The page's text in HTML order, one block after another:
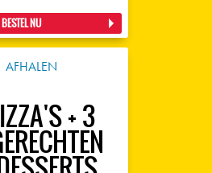
BESTEL NU
AFHALEN
+ 3